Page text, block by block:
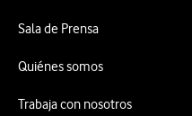
Sala de Prensa
Quiénes somos
Trabaja con nosotros